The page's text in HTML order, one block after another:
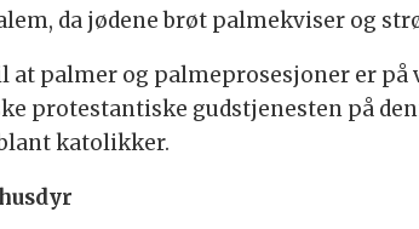
da jødene brøt palmekviser og
palmer og palmeprosesjoner er på
protestantiske gudstjenesten på
katolikker.